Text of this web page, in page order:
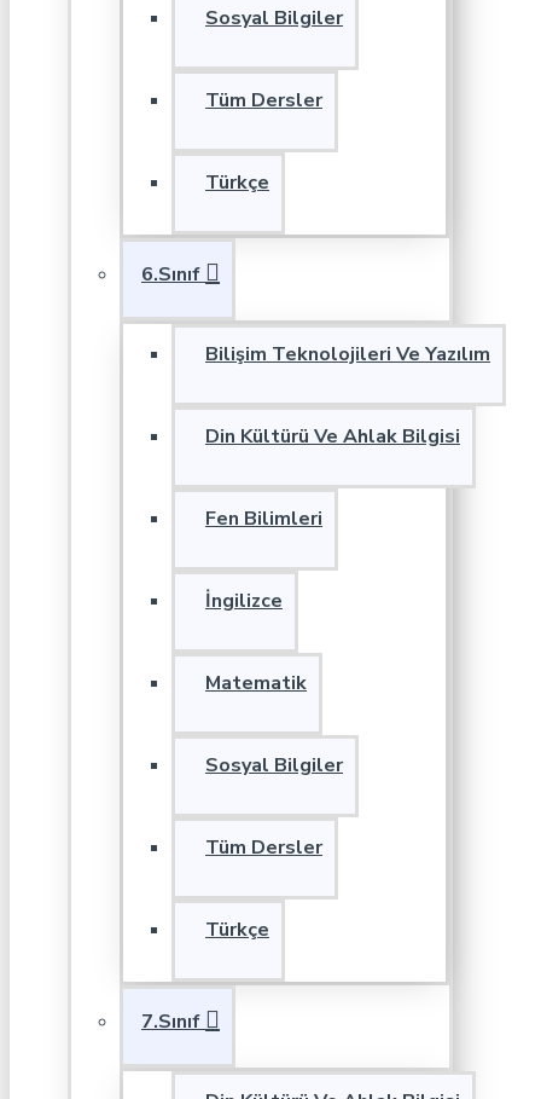
Sosyal Bilgiler
Tüm Dersler
Türkçe
6.Sınıf
Bilişim Teknolojileri Ve Yazılım
Din Kültürü Ve Ahlak Bilgisi
Fen Bilimleri
İngilizce
Matematik
Sosyal Bilgiler
Tüm Dersler
Türkçe
7.Sınıf